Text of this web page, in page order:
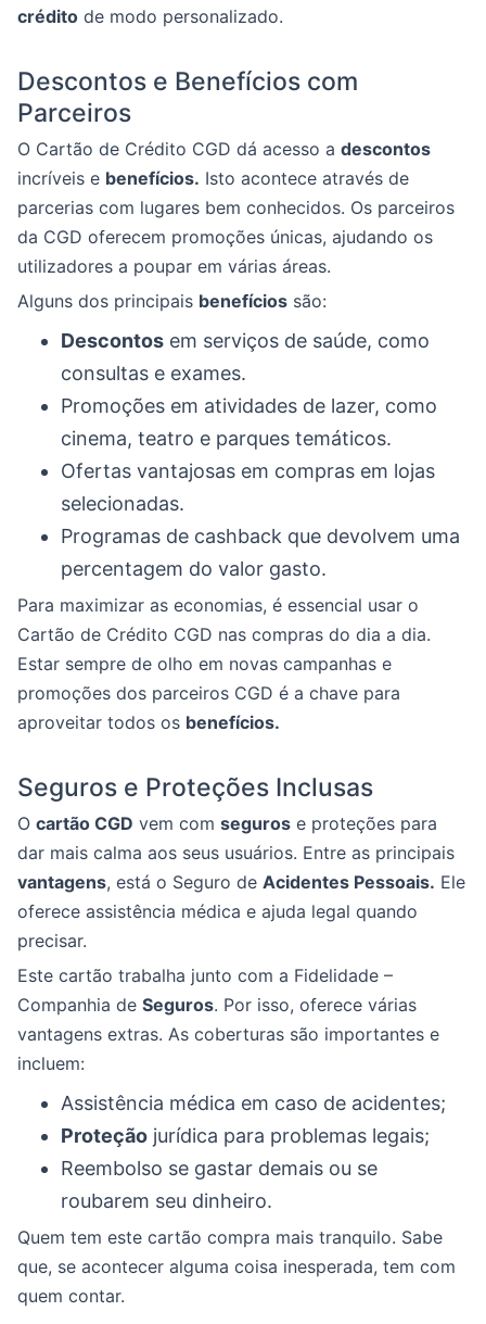
crédito de modo personalizado.
Descontos e Benefícios com
Parceiros
O Cartão de Crédito CGD dá acesso a descontos
incríveis e benefícios. Isto acontece através de
parcerias com lugares bem conhecidos. Os parceiros
da CGD oferecem promoções únicas, ajudando os
utilizadores a poupar em várias áreas.
Alguns dos principais benefícios são:
Descontos em serviços de saúde, como
consultas e exames.
Promoções em atividades de lazer, como
cinema, teatro e parques temáticos.
Ofertas vantajosas em compras em lojas
selecionadas.
Programas de cashback que devolvem uma
percentagem do valor gasto.
Para maximizar as economias, é essencial usar o
Cartão de Crédito CGD nas compras do dia a dia.
Estar sempre de olho em novas campanhas e
promoções dos parceiros CGD é a chave para
aproveitar todos os benefícios.
Seguros e Proteções Inclusas
O cartão CGD vem com seguros e proteções para
dar mais calma aos seus usuários. Entre as principais
vantagens, está o Seguro de Acidentes Pessoais. Ele
oferece assistência médica e ajuda legal quando
precisar.
Este cartão trabalha junto com a Fidelidade –
Companhia de Seguros. Por isso, oferece várias
vantagens extras. As coberturas são importantes e
incluem:
Assistência médica em caso de acidentes;
Proteção jurídica para problemas legais;
Reembolso se gastar demais ou se
roubarem seu dinheiro.
Quem tem este cartão compra mais tranquilo. Sabe
que, se acontecer alguma coisa inesperada, tem com
quem contar.